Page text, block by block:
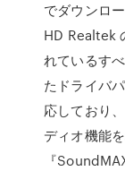
でダウンロ
HD Realtek
れているす
たドライバ
応しており
ディオ機能
『